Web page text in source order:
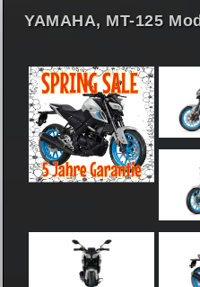
YAMAHA, MT-125